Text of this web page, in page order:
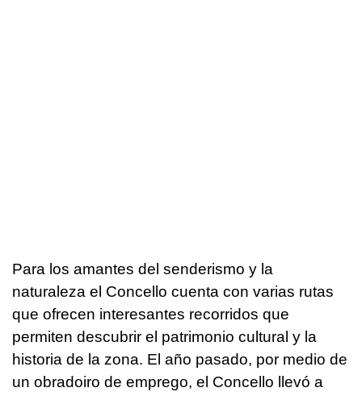
Para los amantes del senderismo y la
naturaleza el Concello cuenta con varias rutas
que ofrecen interesantes recorridos que
permiten descubrir el patrimonio cultural y la
historia de la zona. El año pasado, por medio de
un obradoiro de emprego, el Concello llevó a